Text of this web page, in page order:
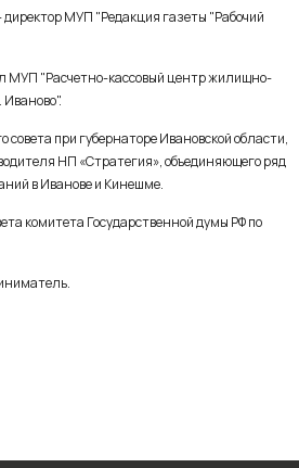
директор МУП "Редакция газеты "Рабочий
МУП "Расчетно-кассовый центр жилищно-
совета при губернаторе Ивановской области,
НП «Стратегия», объединяющего ряд
в Иванове и Кинешме.
комитета Государственной думы РФ по